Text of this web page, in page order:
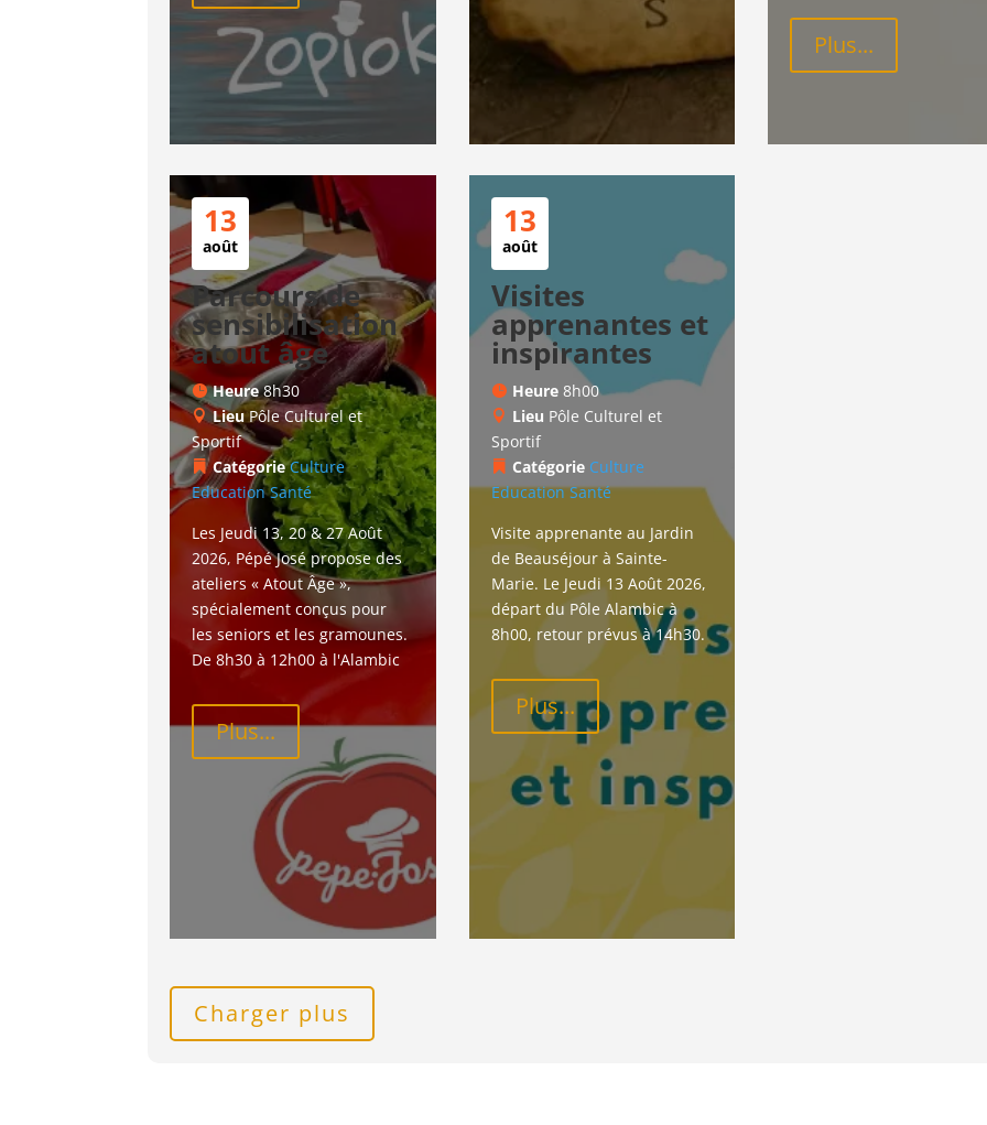
Plus...
13
août
Parcours de
sensibilisation
atout âge
Heure8h30
LieuPôle Culturel et
Sportif
CatégorieCulture
Education Santé
Les Jeudi 13, 20 & 27 Août
2026, Pépé José propose des
ateliers « Atout Âge »,
spécialement conçus pour
les seniors et les gramounes.
De 8h30 à 12h00 à l'Alambic
Plus...
13
août
Visites
apprenantes et
inspirantes
Heure 8h00
Lieu Pôle Culturel et
Sportif
Catégorie Culture
Education Santé
Visite apprenante au Jardin
de Beauséjour à Sainte-
Marie. Le Jeudi 13 Août 2026,
départ du Pôle Alambic à
8h00, retour prévus à 14h30.
Plus...
Charger plus